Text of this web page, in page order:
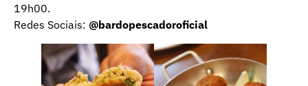
19h00.
Redes Sociais: @bardopescadoroficial